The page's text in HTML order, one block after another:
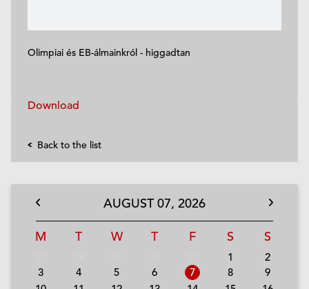
Olimpiai és EB-álmainkról - higgadtan
Download
Back to the list
AUGUST07, 2026
M T W T F S S
1
2
3
4 5 6 7 8
9